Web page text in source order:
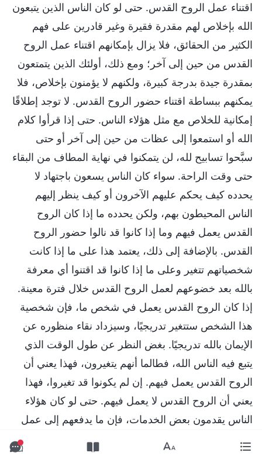
اقتناء عمل الروح القدس. حتى لو كان الناس الذين يتبعون
الله بإخلاص لهم مقدرة فقيرة وغير قادرين على فهم
الكثير من الحقائق، فلا يزال بإمكانهم اقتناء عمل الروح
القدس من حين إلى آخر؛ ومع ذلك، أولئك الذين يتمتعون
بمقدرة جيدة بدرجة كبيرة، ولكنهم لا يؤمنون بإخلاص، فلا
يمكنهم ببساطة اقتناء حضور الروح القدس. لا توجد إطلاقًا
إمكانية للخلاص مع مثل هؤلاء الناس. حتى إذا قرأوا كلام
الله أو استمعوا إلى عظات من حين إلى آخر أو حتى
سبَّحوا تسابيح لله، لن يتمكنوا في نهاية المطاف من البقاء
حتى وقت الراحة. سواء كان الناس يسعون باجتهاد لا
يحدده كيف يحكم عليهم الآخرون أو كيف ينظر إليهم
الناس المحيطون بهم، ولكن يحدده ما إذا كان الروح
القدس يعمل فيهم وما إذا كانوا قد نالوا حضور الروح
القدس. بالإضافة إلى ذلك، يعتمد هذا على ما إذا كانت
شخصياتهم تتغير وعلى ما إذا كانوا قد اقتنوا أي معرفة
بالله بعد خضوعهم لعمل الروح القدس خلال فترة معينة.
إذا كان الروح القدس يعمل في شخص ما، فإن شخصية
هذا الشخص ستتغير تدريجيًا، وسيزداد نقاء منظوره عن
الإيمان بالله تدريجيًا. بغض النظر عن طول الوقت الذي
يتبع فيه الناس الله، فطالما أنهم يتغيرون، فهذا يعني أن
الروح القدس يعمل فيهم. إن لم يكونوا قد تغيروا، فهذا
يعني أن الروح القدس لا يعمل فيهم. حتى لو كان هؤلاء
الناس يقدمون بعض الخدمات، فإن ما يدفعهم إلى عمل
هذا هي رغبة في تلقي البركات. لا يمكن للخدمة المقدمة
من حين إلى آخر أن تحل محل اختبار تغيير في